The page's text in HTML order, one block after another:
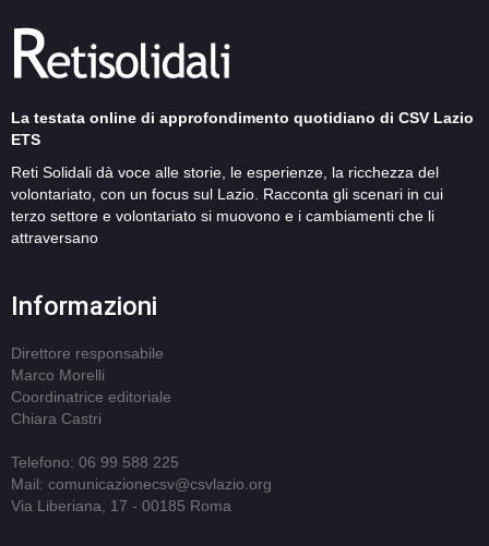
La testata online di approfondimento quotidiano di CSV Lazio
ETS
Reti Solidali dà voce alle storie, le esperienze, la ricchezza del
volontariato, con un focus sul Lazio. Racconta gli scenari in cui
terzo settore e volontariato si muovono e i cambiamenti che li
attraversano
Informazioni
Direttore responsabile
Marco Morelli
Coordinatrice editoriale
Chiara Castri
Telefono: 06 99 588 225
Mail: comunicazionecsv@csvlazio.org
Via Liberiana, 17 - 00185 Roma